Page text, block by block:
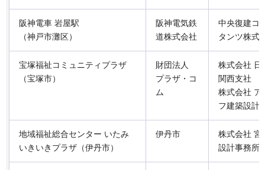
阪神電車 岩屋駅
（神戸市灘区）
阪神電気鉄
道株式会社
中央復建コ
タンツ株式
宝塚福祉コミュニティプラザ
（宝塚市）
財団法人
プラザ・コ
ム
株式会社 日
関西支社
株式会社 ア
フ建築設計
地域福祉総合センター いたみ
いきいきプラザ（伊丹市）
伊丹市
株式会社 宮
設計事務所